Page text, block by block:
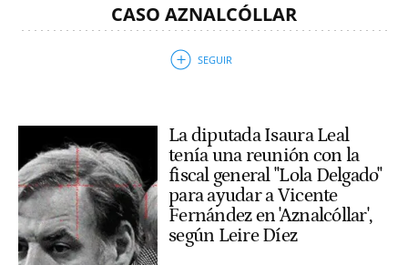
CASO AZNALCÓLLAR
La diputada Isaura Leal
tenía una reunión con la
fiscal general "Lola Delgado"
para ayudar a Vicente
Fernández en 'Aznalcóllar',
según Leire Díez